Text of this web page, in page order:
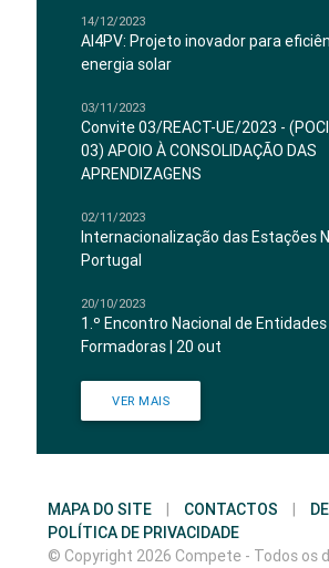
14/12/2023
AI4PV: Projeto inovador para
energia solar
03/11/2023
Convite 03/REACT-UE/2023 -
03) APOIO À CONSOLIDAÇÃO DAS
APRENDIZAGENS
02/11/2023
Internacionalização das Estações
Portugal
20/10/2023
1.º Encontro Nacional de Entidades
Formadoras | 20 out
VER MAIS
MAPA DO SITE | CONTACTOS |
POLÍTICA DE PRIVACIDADE
© Copyright 2026 Compete - Todos os